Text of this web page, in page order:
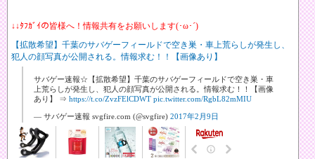
↓↓ﾀﾌｶﾞｲの皆様へ！情報共有をお願いします(･ω･´)
【拡散希望】千葉のサバゲーフィールドで空き巣・車上荒らしが発生し、
犯人の顔写真が公開される。情報求む！！【画像あり】
サバゲー速報☆【拡散希望】千葉のサバゲーフィールドで空き巣・車
上荒らしが発生し、犯人の顔写真が公開される。情報求む！！【画像
あり】 ⇒ https://t.co/ZvzFElCDWT pic.twitter.com/RgbL82mMIU
— サバゲー速報 svgfire.com (@svgfire) 2017年2月9日